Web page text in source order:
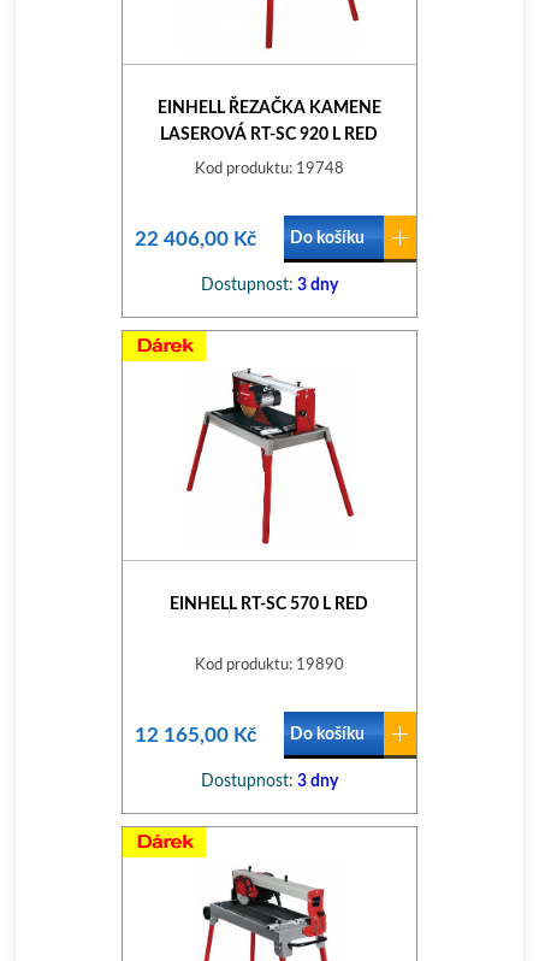
EINHELL ŘEZAČKA KAMENE
LASEROVÁ RT-SC 920 L RED
Kod produktu: 19748
22 406,00 Kč Do košíku
Dostupnost: 3 dny
EINHELL RT-SC 570 L RED
Kod produktu: 19890
12 165,00 Kč Do košíku
Dostupnost: 3 dny